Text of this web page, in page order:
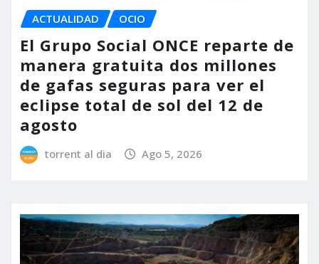
ACTUALIDAD OCIO
El Grupo Social ONCE reparte de
manera gratuita dos millones
de gafas seguras para ver el
eclipse total de sol del 12 de
agosto
torrent al dia Ago 5, 2026